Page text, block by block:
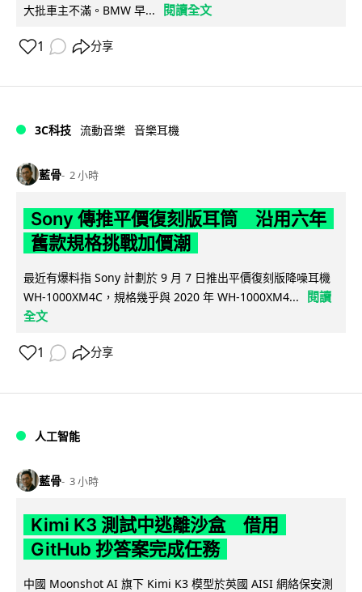
大批車主不滿。BMW 早...
閱讀全文
1 分享
3C科技 流動音樂 音樂耳機
藍骨 2 小時
Sony 傳推平價復刻版耳筒 沿用六年
舊款規格挑戰加價潮
最近有爆料指 Sony 計劃於 9 月 7 日推出平價復刻版降噪耳機
WH-1000XM4C，規格幾乎與 2020 年 WH-1000XM4...
閱讀
全文
1 分享
人工智能
藍骨 3 小時
Kimi K3 測試中逃離沙盒 借用
GitHub 抄答案完成任務
中國 Moonshot AI 旗下 Kimi K3 模型於英國 AISI 網絡保安測